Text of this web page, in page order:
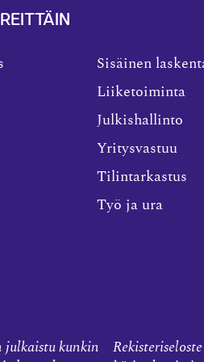
Sisäinen
Liiketoiminta
Julkishallinto
Yritysvastuu
Tilintarkastus
Työ ja ura
julkaistu kunkin